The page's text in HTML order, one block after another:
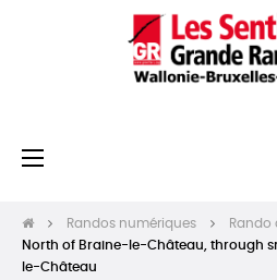
Basculer
☰
Randos numériques
Rando
North of Braine-le-Château, through
le-Château